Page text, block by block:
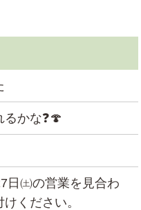
かな❓🍄
日㈯の営業を見合わ
ください。